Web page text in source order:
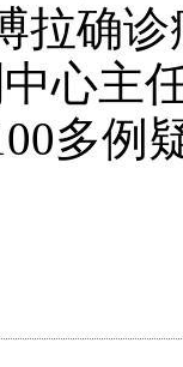
拉确
心主
多例